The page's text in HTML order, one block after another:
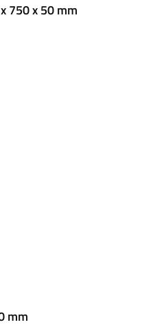
750 x 50 mm
mm